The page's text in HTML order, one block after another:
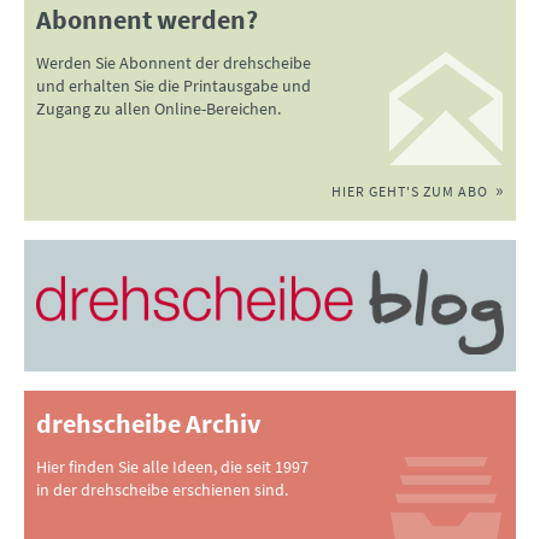
Abonnent werden?
Werden Sie Abonnent der drehscheibe
und erhalten Sie die Printausgabe und
Zugang zu allen Online-Bereichen.
HIER GEHT'S ZUM ABO
drehscheibe Archiv
Hier finden Sie alle Ideen, die seit 1997
in der drehscheibe erschienen sind.